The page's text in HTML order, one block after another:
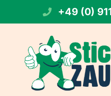
springen
+49 (0)